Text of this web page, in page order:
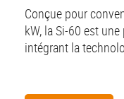
Conçue pour
kW, la Si-60 est
intégrant la